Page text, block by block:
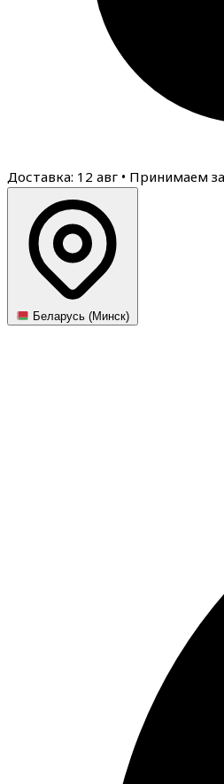
Доставка: 12 авг • Принимаем
Беларусь (Минск)